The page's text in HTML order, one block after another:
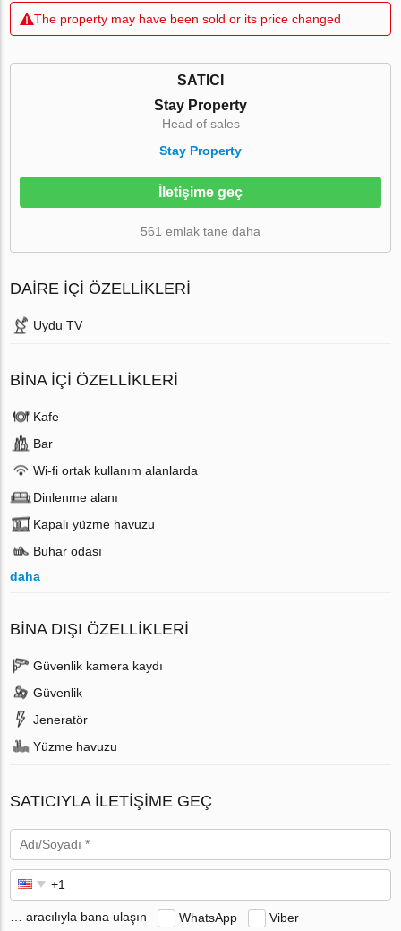
The property may have been sold or its price changed
SATICI
Stay Property
Head of sales
Stay Property
İletişime geç
561 emlak tane daha
DAIRE IÇI ÖZELLIKLERI
Uydu TV
BINA İÇI ÖZELLIKLERI
Kafe
Bar
Wi-fi ortak kullanım alanlarda
Dinlenme alanı
Kapalı yüzme havuzu
Buhar odası
daha
BINA DIŞI ÖZELLIKLERI
Güvenlik kamera kaydı
Güvenlik
Jeneratör
Yüzme havuzu
SATICIYLA ILETIŞIME GEÇ
… aracılıyla bana ulaşın WhatsApp
Viber